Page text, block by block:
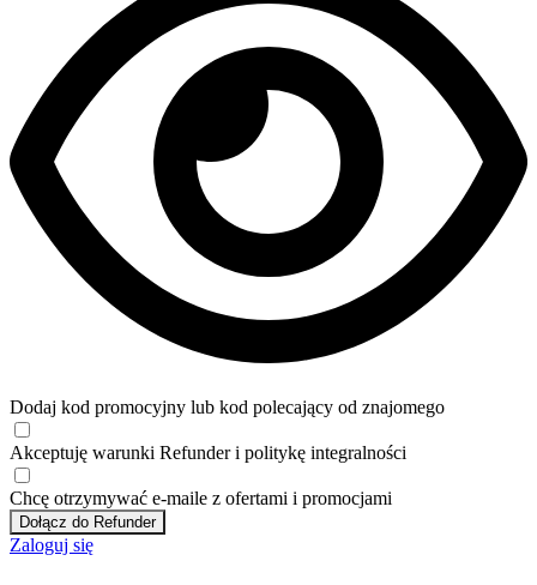
Dodaj kod promocyjny lub kod polecający od znajomego
Akceptuję warunki Refunder i politykę integralności
Chcę otrzymywać e-maile z ofertami i promocjami
Dołącz do Refunder
Zaloguj się